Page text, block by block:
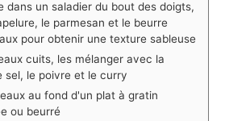
dans un saladier du bout des doigts,
le parmesan et le beurre
pour obtenir une texture sableuse
cuits, les mélanger avec la
sel, le poivre et le curry
au fond d'un plat à gratin
ou beurré